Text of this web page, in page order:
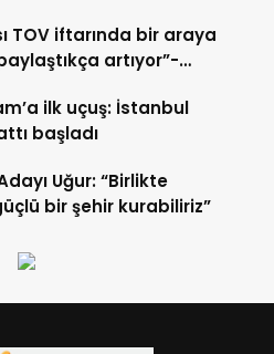
TOV iftarında bir araya
artıyor”-
ilk uçuş: İstanbul
başladı
Uğur: “Birlikte
bir şehir kurabiliriz”